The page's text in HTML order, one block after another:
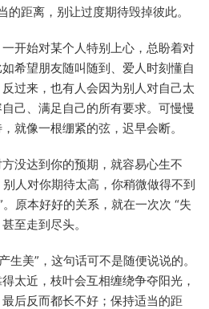
距离，别让过度期待毁掉彼此。
开始对某个人特别上心，总盼着对
希望朋友随叫随到、爱人时刻懂自
过来，也有人会因为别人对自己太
己、满足自己的所有要求。可慢慢
就像一根绷紧的弦，迟早会断。
没达到你的预期，就容易心生不
人对你期待太高，你稍微做得不到
原本好好的关系，就在一次次 “失
至走到尽头。
生美”，这句话可不是随便说说的。
太近，枝叶会互相缠绕争夺阳光，
后反而都长不好；保持适当的距